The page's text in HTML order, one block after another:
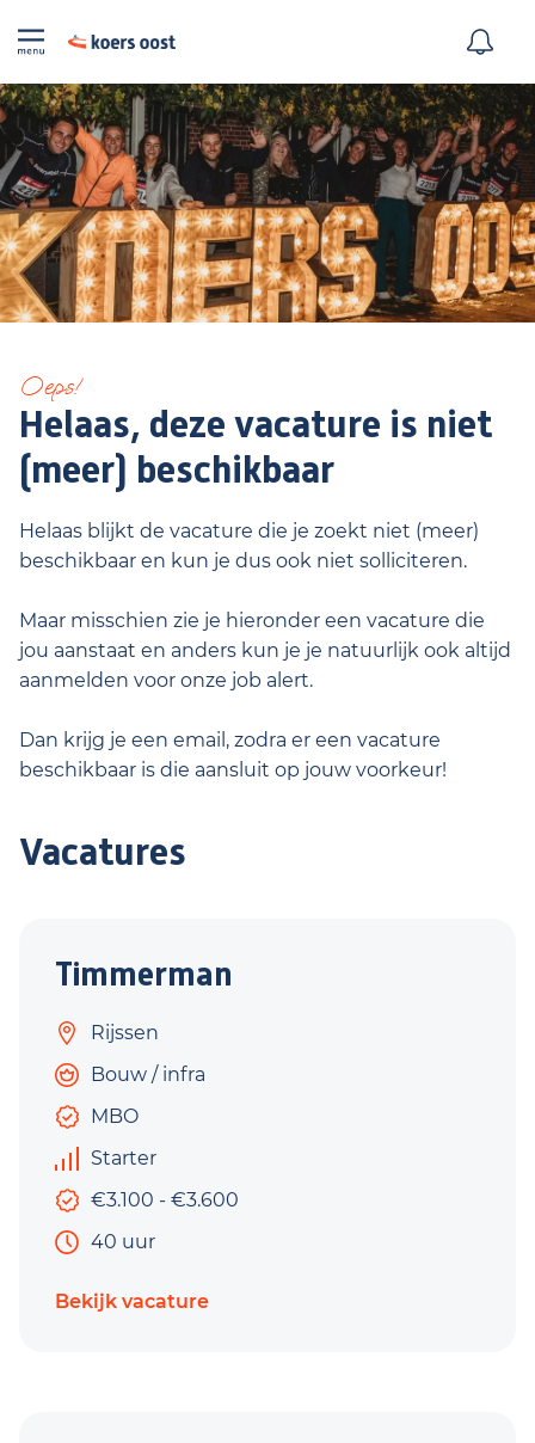
Oeps!
Helaas, deze vacature is niet
(meer) beschikbaar
Helaas blijkt de vacature die je zoekt niet (meer)
beschikbaar en kun je dus ook niet solliciteren.
Maar misschien zie je hieronder een vacature die
jou aanstaat en anders kun je je natuurlijk ook altijd
aanmelden voor onze job alert.
Dan krijg je een email, zodra er een vacature
beschikbaar is die aansluit op jouw voorkeur!
Vacatures
Timmerman
Rijssen
Bouw / infra
MBO
Starter
€3.100 - €3.600
40 uur
Bekijk vacature